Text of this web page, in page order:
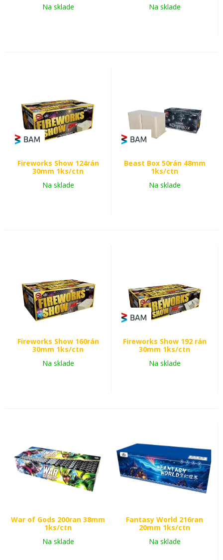
Na sklade Na sklade
Fireworks Show 124rán
30mm 1ks/ctn
Na sklade
Beast Box 50rán 48mm
1ks/ctn
Na sklade
Fireworks Show 160rán
30mm 1ks/ctn
Na sklade
Fireworks Show 192 rán
30mm 1ks/ctn
Na sklade
War of Gods 200ran 38mm
1ks/ctn
Na sklade
Fantasy World 216ran
20mm 1ks/ctn
Na sklade